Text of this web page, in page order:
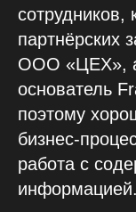
сотрудников,
партнёрских
ООО «ЦЕХ»,
основатель
поэтому
бизнес-
работа с
информацией.